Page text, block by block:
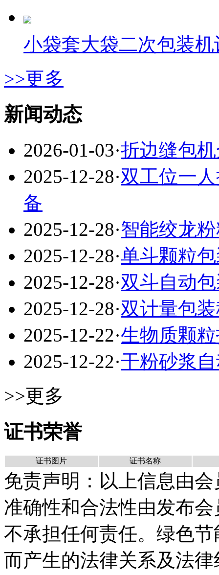
小袋套大袋二次包装机
>>更多
新闻动态
2026-01-03·折边缝包
2025-12-28·双工位一
备
2025-12-28·智能绞龙
2025-12-28·单斗颗粒
2025-12-28·双斗自动
2025-12-28·双计量包
2025-12-22·生物质颗
2025-12-22·干粉砂浆
>>更多
证书荣誉
证书图片 证书名称
免责声明：以上信息由
准确性和合法性由发布
不承担任何责任。绿色
而产生的法律关系及法